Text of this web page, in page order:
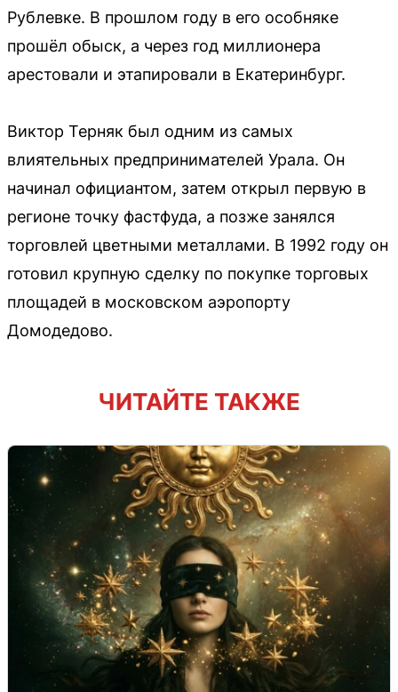
Рублевке. В прошлом году в его особняке
прошёл обыск, а через год миллионера
арестовали и этапировали в Екатеринбург.
Виктор Терняк был одним из самых
влиятельных предпринимателей Урала. Он
начинал официантом, затем открыл первую в
регионе точку фастфуда, а позже занялся
торговлей цветными металлами. В 1992 году он
готовил крупную сделку по покупке торговых
площадей в московском аэропорту
Домодедово.
ЧИТАЙТЕ ТАКЖЕ